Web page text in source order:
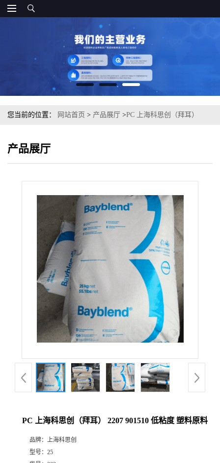
您当前的位置： 网站首页 > 产品展厅 >PC 上海科思创（拜耳）
产品展厅
PC 上海科思创（拜耳） 2207 901510 低粘度 塑料原料
品牌：
上海科思创
型号： 25